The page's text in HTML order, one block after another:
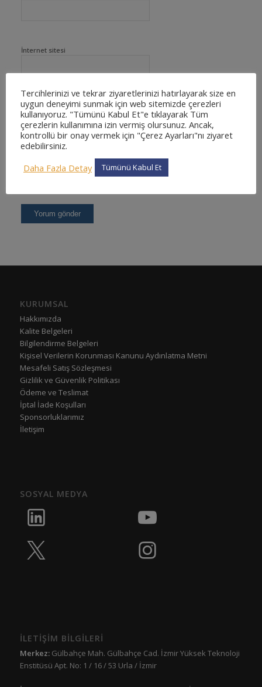
İnternet sitesi
KURUMSAL
Hakkımızda
Kalite Belgeleri
Bilgilendirme Belgeleri
Kişisel Verilerin Korunması Kanunu Aydınlatma Metni
Mesafeli Satış Sözleşmesi
Gizlilik ve Güvenlik Politikası
Ödeme ve Teslimat
İptal İade Koşulları
Sponsorluklarımız
İletişim
SOSYAL MEDYA
İLETİŞİM BİLGİLERİ
Merkez:Gülbahçe Mah. Gülbahçe Cad. İzmir Yüksek Teknoloji
Enstitüsü Apt. No: 1 / 16 / 53 Urla / İzmir
Tercihlerinizi ve tekrar ziyaretlerinizi hatırlayarak size en
uygun deneyimi sunmak için web sitemizde çerezleri
kullanıyoruz. "Tümünü Kabul Et"e tıklayarak Tüm
çerezlerin kullanımına izin vermiş olursunuz. Ancak,
kontrollü bir onay vermek için "Çerez Ayarları"nı ziyaret
edebilirsiniz.
Daha Fazla Detay
Tümünü Kabul Et